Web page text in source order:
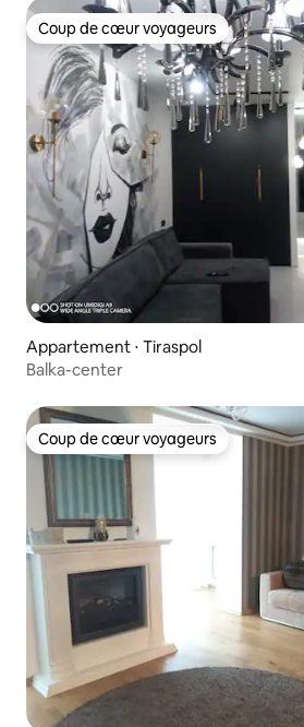
Coup de cœur voyageurs
Coup de cœur voyageurs
Appartement ⋅ Tiraspol
Balka-center
Coup de cœur voyageurs
Coup de cœur voyageurs